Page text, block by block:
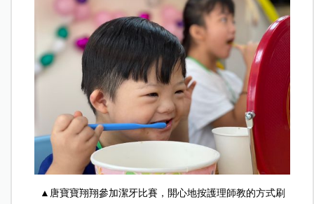
▲唐寶寶翔翔參加潔牙比賽，開心地按護理師教的方式刷